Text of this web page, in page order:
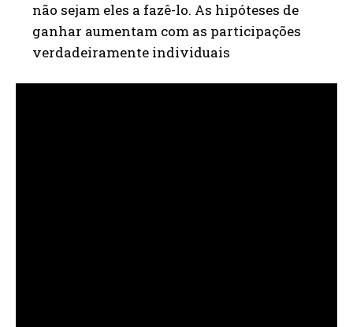
não sejam eles a fazê-lo. As hipóteses de
ganhar aumentam com as participações
verdadeiramente individuais